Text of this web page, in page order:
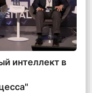
интеллект в